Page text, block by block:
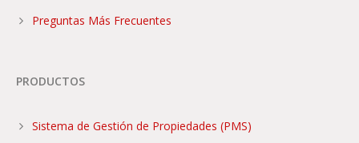
Preguntas Más Frecuentes
PRODUCTOS
Sistema de Gestión de Propiedades (PMS)